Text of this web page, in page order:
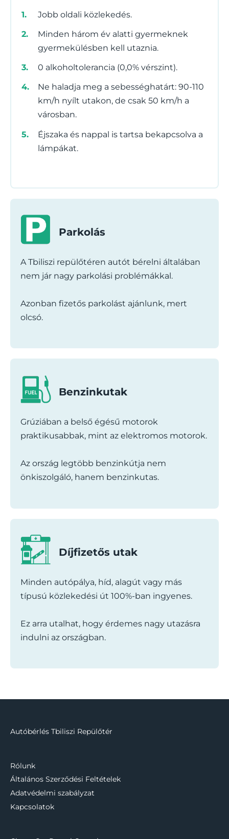
Jobb oldali közlekedés.
Minden három év alatti gyermeknek
gyermekülésben kell utaznia.
0 alkoholtolerancia (0,0% vérszint).
Ne haladja meg a sebességhatárt: 90-110
km/h nyílt utakon, de csak 50 km/h a
városban.
Éjszaka és nappal is tartsa bekapcsolva a
lámpákat.
Parkolás
A Tbiliszi repülőtéren autót bérelni általában
nem jár nagy parkolási problémákkal.
Azonban fizetős parkolást ajánlunk, mert
olcsó.
Benzinkutak
Grúziában a belső égésű motorok
praktikusabbak, mint az elektromos motorok.
Az ország legtöbb benzinkútja nem
önkiszolgáló, hanem benzinkutas.
Díjfizetős utak
Minden autópálya, híd, alagút vagy más
típusú közlekedési út 100%-ban ingyenes.
Ez arra utalhat, hogy érdemes nagy utazásra
indulni az országban.
Autóbérlés Tbiliszi Repülőtér
Rólunk
Általános Szerződési Feltételek
Adatvédelmi szabályzat
Kapcsolatok